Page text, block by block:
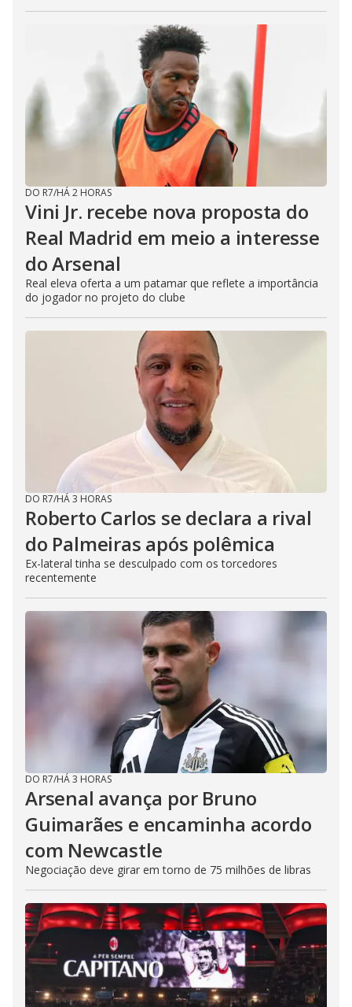
DO R7/HÁ 2 HORAS
Vini Jr. recebe nova proposta do
Real Madrid em meio a interesse
do Arsenal
Real eleva oferta a um patamar que reflete a importância
do jogador no projeto do clube
DO R7/HÁ 3 HORAS
Roberto Carlos se declara a rival
do Palmeiras após polêmica
Ex-lateral tinha se desculpado com os torcedores
recentemente
DO R7/HÁ 3 HORAS
Arsenal avança por Bruno
Guimarães e encaminha acordo
com Newcastle
Negociação deve girar em torno de 75 milhões de libras